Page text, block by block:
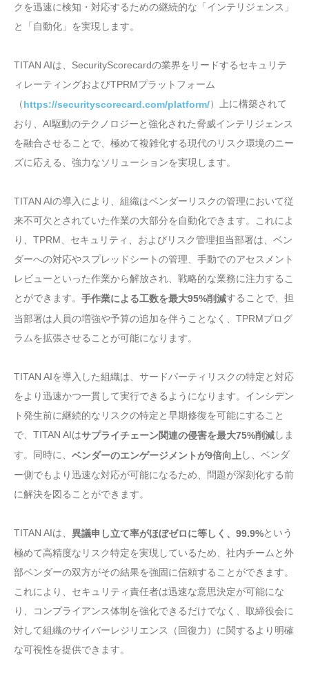
クを迅速に検知・対応するための継続的な「インテリジェンス」
と「自動化」を実現します。
TITAN AIは、SecurityScorecardの業界をリードするセキュリテ
ィレーティングおよびTPRMプラットフォーム
（https://securityscorecard.com/platform/）上に構築されて
おり、AI駆動のテクノロジーと強化された脅威インテリジェンス
を融合させることで、極めて複雑化する現代のリスク環境のニー
ズに応える、強力なソリューションを実現します。
TITAN AIの導入により、組織はベンダーリスクの管理において従
来不可欠とされていた作業の大部分を自動化できます。これによ
り、TPRM、セキュリティ、およびリスク管理担当部署は、ベン
ダーへの対応やスプレッドシートの管理、手動でのアセスメント
レビューといった作業から解放され、戦略的な業務に注力するこ
とができます。 手作業による工数を最大95%削減することで、担
当部署は人員の増強や予算の追加を伴うことなく、TPRMプログ
ラムを拡張させることが可能になります。
TITAN AIを導入した組織は、サードパーティリスクの特定と対応
をより迅速かつ一貫して実行できるようになります。インシデン
ト発生前に継続的なリスクの特定と早期修復を可能にすること
で、TITAN AIはサプライチェーン関連の侵害を最大75%削減しま
す。同時に、 ベンダーのエンゲージメントが9倍向上 し、ベンダ
ー側でもより迅速な対応が可能になるため、問題が深刻化する前
に解決を図ることができます。
TITAN AIは、 異議申し立て率がほぼゼロに等しく、99.9%という
極めて高精度なリスク特定を実現しているため、社内チームと外
部ベンダーの双方がその結果を強固に信頼することができます。
これにより、セキュリティ責任者は迅速な意思決定が可能にな
り、コンプライアンス体制を強化できるだけでなく、取締役会に
対して組織のサイバーレジリエンス（回復力）に関するより明確
な可視性を提供できます。